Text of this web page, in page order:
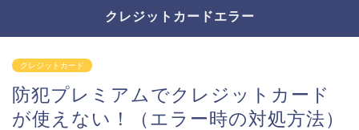
クレジットカードエラー
クレジットカード
防犯プレミアムでクレジットカード
が使えない！（エラー時の対処方法）